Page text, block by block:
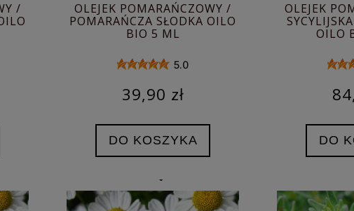
/
OLEJEK POMARAŃCZOWY /
POMARAŃCZA SŁODKA OILO
BIO 5 ML
5.0
39,90 zł
DO KOSZYKA
OLEJEK
OILO
DO